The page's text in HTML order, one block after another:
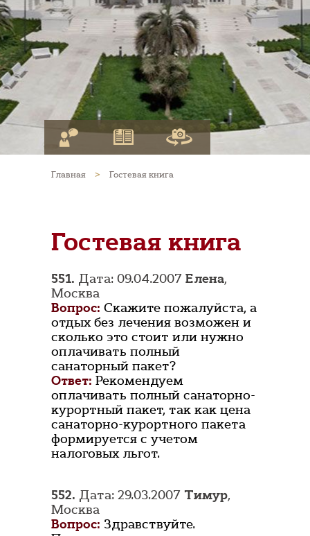
Главная > Гостевая книга
Гостевая книга
551. Дата: 09.04.2007 Елена,
Москва
Вопрос: Скажите пожалуйста, а
отдых без лечения возможен и
сколько это стоит или нужно
оплачивать полный
санаторный пакет?
Ответ: Рекомендуем
оплачивать полный санаторно-
курортный пакет, так как цена
санаторно-курортного пакета
формируется с учетом
налоговых льгот.
552. Дата: 29.03.2007 Тимур,
Москва
Вопрос: Здравствуйте.